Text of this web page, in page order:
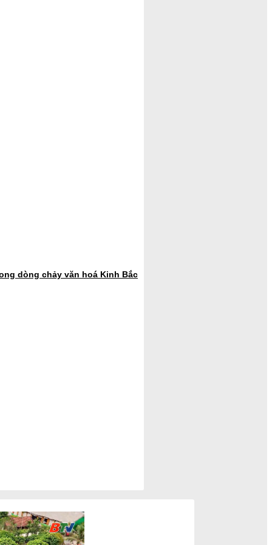
dòng chảy văn hoá Kinh Bắc